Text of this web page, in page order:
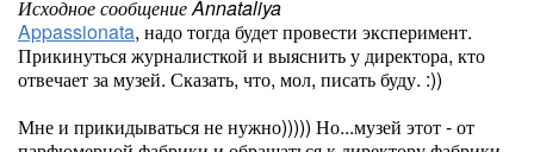
Исходное сообщение Annataliya
Appassionata, надо тогда будет провести эксперимент.
Прикинуться журналисткой и выяснить у директора, кто
отвечает за музей. Сказать, что, мол, писать буду. :))
Мне и прикидываться не нужно))))) Но...музей этот - от